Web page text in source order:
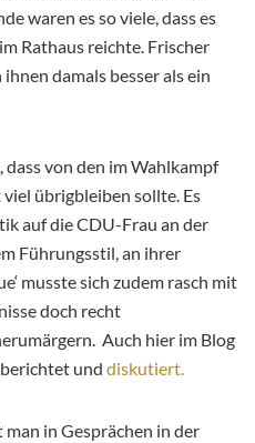
waren es so viele, dass es
Rathaus reichte. Frischer
damals besser als ein
dass von den im Wahlkampf
übrigbleiben sollte. Es
auf die CDU-Frau an der
Führungsstil, an ihrer
musste sich zudem rasch mit
doch recht
Auch hier im Blog
und diskutiert.
in Gesprächen in der